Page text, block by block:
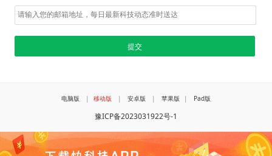
电脑版 | 移动版 | 安卓版 | 苹果版 | Pad版
豫ICP备2023031922号-1